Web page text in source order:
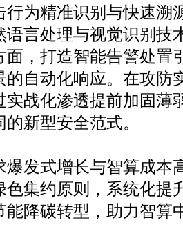
行为精准识别与快速溯
语言处理与视觉识别技
面，打造智能告警处置
的自动化响应。在攻防
实战化渗透提前加固薄
新型安全范式。
式增长与智算成本
色集约原则，系统化提
能降碳转型，助力智算